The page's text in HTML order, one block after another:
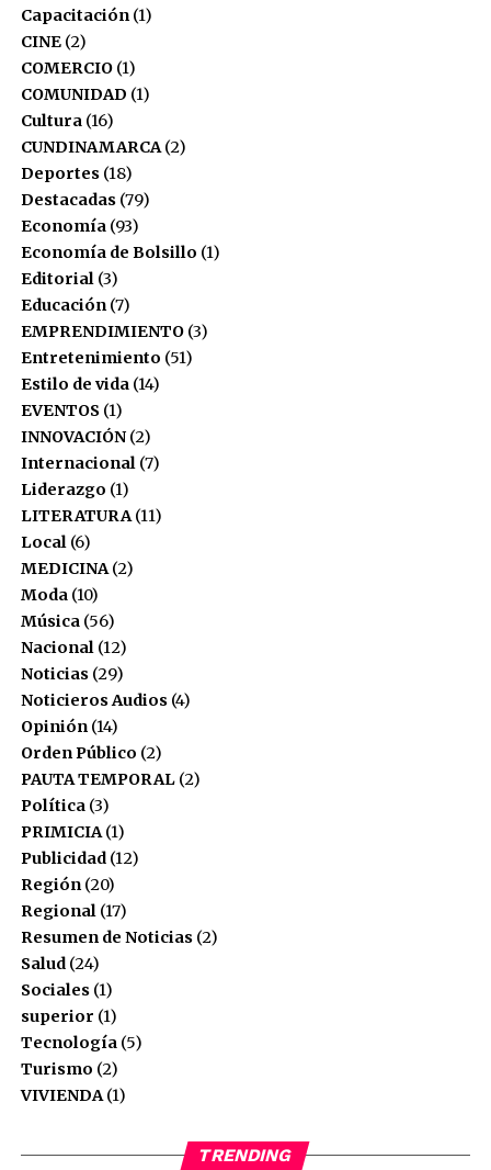
Canicaradio
See author's posts
Comparte esto:
Twitter Facebook
Facebook
Mastodon
Capacitación(1)
CINE(2)
COMERCIO(1)
COMUNIDAD (1)
Cultura(16)
CUNDINAMARCA(2)
Deportes(18)
Destacadas(79)
Economía(93)
Economía de Bolsillo (1)
Editorial(3)
Educación(7)
EMPRENDIMIENTO(3)
Entretenimiento (51)
Estilo de vida(14)
EVENTOS(1)
INNOVACIÓN(2)
Internacional(7)
Liderazgo (1)
LITERATURA(11)
Local(6)
MEDICINA(2)
Moda(10)
Música(56)
Nacional(12)
Noticias(29)
Noticieros Audios(4)
Opinión(14)
Orden Público (2)
PAUTA TEMPORAL(2)
Política(3)
PRIMICIA(1)
Publicidad(12)
Región(20)
Regional(17)
Resumen de Noticias(2)
Salud(24)
Sociales(1)
superior (1)
Tecnología(5)
Turismo (2)
VIVIENDA(1)
TRENDING